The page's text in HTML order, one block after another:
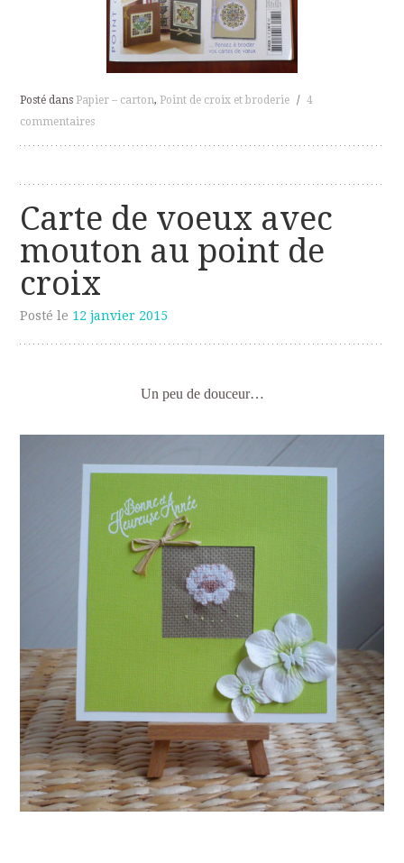
Posté dans Papier – carton, Point de croix et broderie / 4
commentaires
Carte de voeux avec
mouton au point de
croix
Posté le 12 janvier 2015
Un peu de douceur…